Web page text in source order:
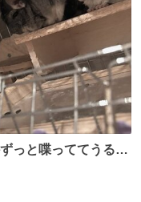
っと喋っててうるさ